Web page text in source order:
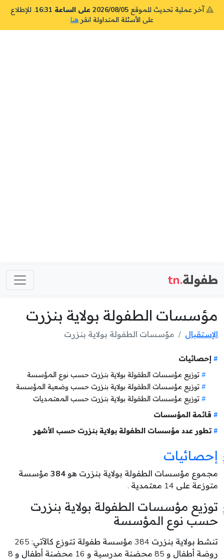
آخر عملية تحديث للموقع 2026/08/05 على الساعة 16:31
. للإطلاع
على الأسئلة المتداولة انقر هنا
طفولة.tn
مؤسسات الطفولة بولاية بنزرت
الإستقبال مؤسسات الطفولة بولاية بنزرت
إحصائيات
توزيع مؤسسات الطفولة بولاية بنزرت حسب نوع المؤسسة
توزيع مؤسسات الطفولة بولاية بنزرت حسب وضعية المؤسسة
توزيع مؤسسات الطفولة بولاية بنزرت حسب المعتمديات
قائمة المؤسسات
تطور عدد مؤسسات الطفولة بولاية بنزرت حسب الأشهر
إحصائيات
مجموع مؤسسات الطفولة بولاية بنزرت هو 384 مؤسسة
متوزعة على 14 معتمدية .
توزيع مؤسسات الطفولة بولاية بنزرت
حسب نوع المؤسسة
تنشط بولاية بنزرت 384 مؤسسة طفولة تتوزع كالآتي: 265
روضة أطفال و 85 محضنة مدرسية و 16 محضنة أطفال و 8